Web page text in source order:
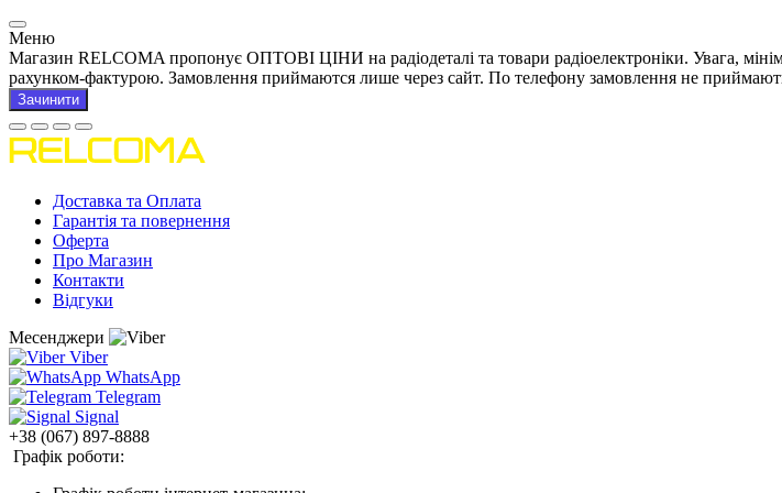
Меню
Магазин RELCOMA пропонує ОПТОВІ ЦІНИ на радіодеталі та товари радіоелектроніки. Увага,
рахунком-фактурою. Замовлення приймаются лише через сайт. По телефону замовлення не
Зачинити
Доставка та Оплата
Гарантія та повернення
Оферта
Про Магазин
Контакти
Відгуки
Месенджери
Viber
WhatsApp
Telegram
Signal
+38 (067) 897-8888
Графік роботи: